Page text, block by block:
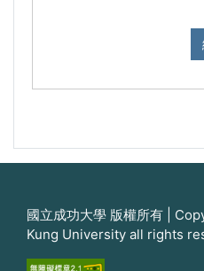
國立成功大學 版權所有 |
Kung University all rights